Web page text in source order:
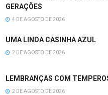
GERAÇÕES
4 DE AGOSTO DE 2026
UMA LINDA CASINHA AZUL
2 DE AGOSTO DE 2026
LEMBRANÇAS COM
2 DE AGOSTO DE 2026